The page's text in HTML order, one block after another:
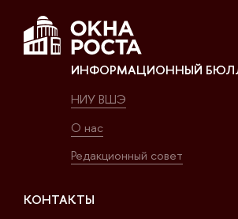
ИНФОРМАЦИОННЫЙ
НИУ ВШЭ
О нас
Редакционный совет
КОНТАКТЫ